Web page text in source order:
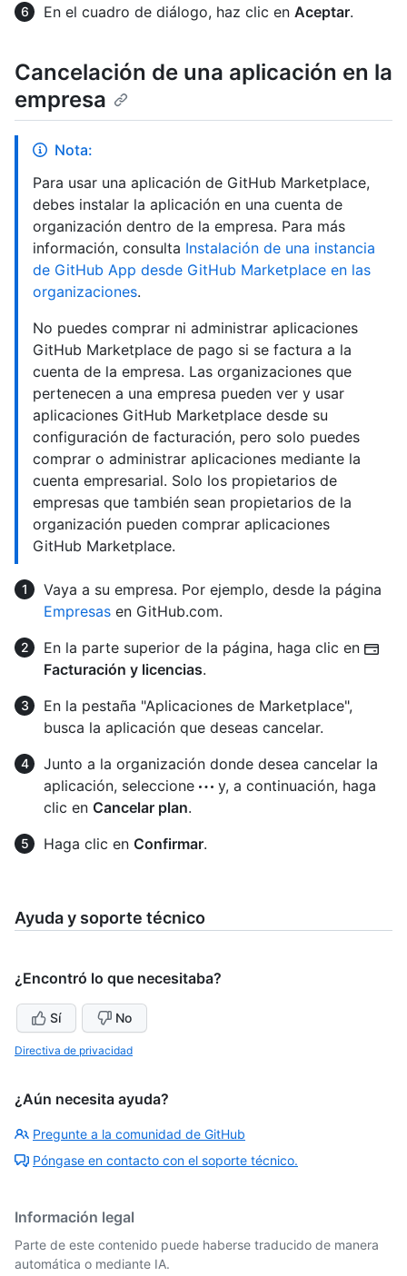
En el cuadro de diálogo, haz clic en Aceptar.
Cancelación de una aplicación en la
empresa
Nota:
Para usar una aplicación de GitHub Marketplace,
debes instalar la aplicación en una cuenta de
organización dentro de la empresa. Para más
información, consulta Instalación de una instancia
de GitHub App desde GitHub Marketplace en las
organizaciones.
No puedes comprar ni administrar aplicaciones
GitHub Marketplace de pago si se factura a la
cuenta de la empresa. Las organizaciones que
pertenecen a una empresa pueden ver y usar
aplicaciones GitHub Marketplace desde su
configuración de facturación, pero solo puedes
comprar o administrar aplicaciones mediante la
cuenta empresarial. Solo los propietarios de
empresas que también sean propietarios de la
organización pueden comprar aplicaciones
GitHub Marketplace.
Vaya a su empresa. Por ejemplo, desde la página
Empresas en GitHub.com.
En la parte superior de la página, haga clic en
Facturación y licencias.
En la pestaña "Aplicaciones de Marketplace",
busca la aplicación que deseas cancelar.
Junto a la organización donde desea cancelar la
aplicación, seleccione
y, a continuación, haga
clic en Cancelar plan.
Haga clic en Confirmar.
Ayuda y soporte técnico
¿Encontró lo que necesitaba?
Sí No
Directiva de privacidad
¿Aún necesita ayuda?
Pregunte a la comunidad de GitHub
Póngase en contacto con el soporte técnico.
Información legal
Parte de este contenido puede haberse traducido de manera
automática o mediante IA.